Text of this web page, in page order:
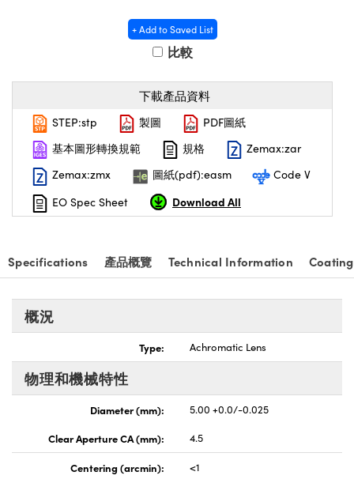
Components | SCHOTT 光學
(UFI)
+ Add to Saved List
比較
下載產品資料
STEP:stp 製圖
PDF圖紙
基本圖形轉換規範
規格
Zemax:zar
Zemax:zmx
圖紙(pdf):easm
Code V
EO Spec Sheet
Download All
Specifications 產品概覽 Technical Information
概況
Type: Achromatic Lens
物理和機械特性
Diameter (mm):
5.00 +0.0/-0.025
Clear Aperture CA (mm):
4.5
Centering (arcmin):
<1